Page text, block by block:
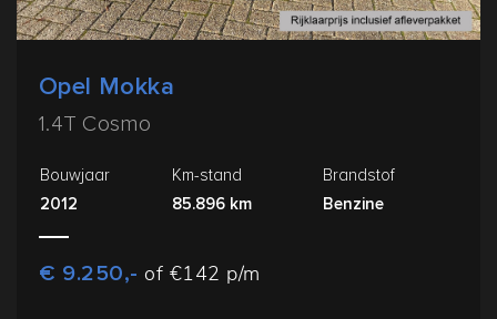
Opel Mokka
1.4T Cosmo
Bouwjaar
2012
Km-stand
85.896 km
Brandstof
Benzine
€ 9.250,- of €142 p/m